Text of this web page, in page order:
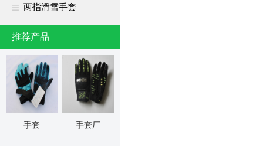
两指滑雪手套
推荐产品
手套 手套厂